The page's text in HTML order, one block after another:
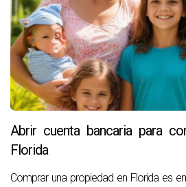
Abrir cuenta bancaria para
Florida
Comprar una propiedad en Florida es